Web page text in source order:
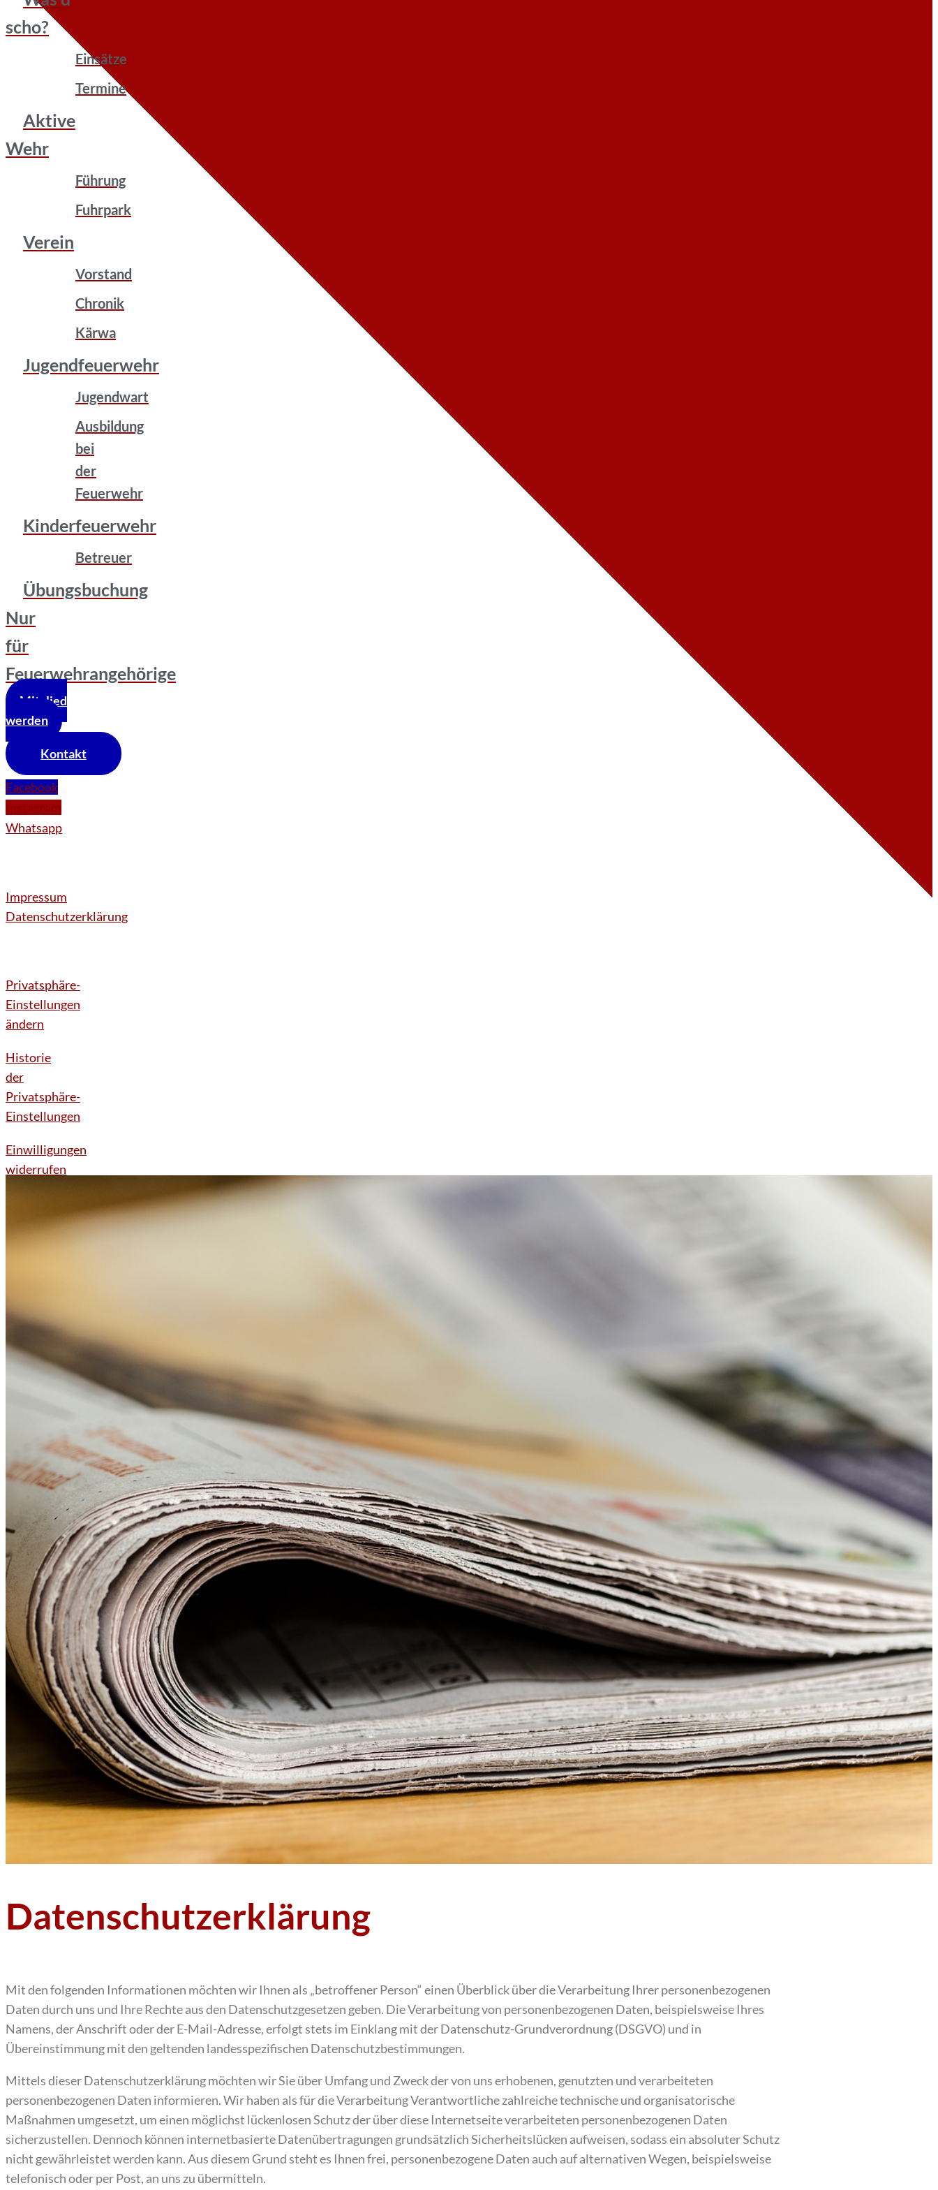
scho?
Einsätze
Termine
Aktive
Wehr
Führung
Fuhrpark
Verein
Vorstand
Chronik
Kärwa
Jugendfeuerwehr
Jugendwart
Ausbildung
bei
der
Feuerwehr
Kinderfeuerwehr
Betreuer
Übungsbuchung
Nur
für
Feuerwehrangehörige
Mitglied
werden
Kontakt
Facebook
Whatsapp
Impressum
Datenschutzerklärung
Privatsphäre-
Einstellungen
ändern
Historie
der
Privatsphäre-
Einstellungen
Einwilligungen
widerrufen
Datenschutzerklärung
Mit den folgenden Informationen möchten wir Ihnen als „betroffener Person“ einen Überblick über die Verarbeitung Ihrer personenbezogenen
Daten durch uns und Ihre Rechte aus den Datenschutzgesetzen geben. Die Verarbeitung von personenbezogenen Daten, beispielsweise Ihres
Namens, der Anschrift oder der E-Mail-Adresse, erfolgt stets im Einklang mit der Datenschutz-Grundverordnung (DSGVO) und in
Übereinstimmung mit den geltenden landesspezifischen Datenschutzbestimmungen.
Mittels dieser Datenschutzerklärung möchten wir Sie über Umfang und Zweck der von uns erhobenen, genutzten und verarbeiteten
personenbezogenen Daten informieren. Wir haben als für die Verarbeitung Verantwortliche zahlreiche technische und organisatorische
Maßnahmen umgesetzt, um einen möglichst lückenlosen Schutz der über diese Internetseite verarbeiteten personenbezogenen Daten
sicherzustellen. Dennoch können internetbasierte Datenübertragungen grundsätzlich Sicherheitslücken aufweisen, sodass ein absoluter Schutz
nicht gewährleistet werden kann. Aus diesem Grund steht es Ihnen frei, personenbezogene Daten auch auf alternativen Wegen, beispielsweise
telefonisch oder per Post, an uns zu übermitteln.